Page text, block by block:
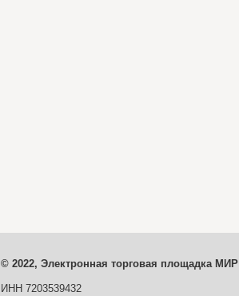
© 2022, Электронная торговая площадка МИР
ИНН 7203539432